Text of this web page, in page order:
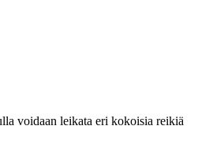
voidaan leikata eri kokoisia reikiä